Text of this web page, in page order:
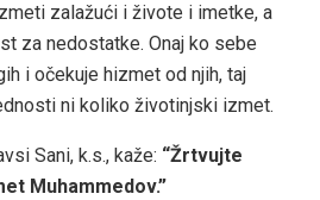
zalažući i živote i imetke, a
za nedostatke. Onaj ko sebe
i očekuje hizmet od njih, taj
ni koliko životinjski izmet.
Sani, k.s., kaže: “Žrtvujte
Muhammedov.”